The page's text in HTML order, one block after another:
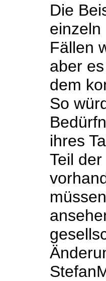
Die
Fällen
aber
dem
So
ihres
Teil